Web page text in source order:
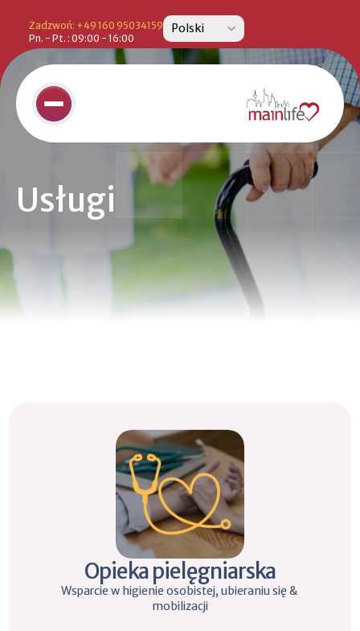
Usługi
Zadzwoń: +49 160 95034159
Pn. - Pt. : 09:00 - 16:00
Select Language
Polski
Opieka pielęgniarska
Wsparcie w higienie osobistej, ubieraniu się &
mobilizacji